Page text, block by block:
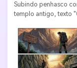
Subindo penhasco
templo antigo, texto
Encontrando baú de